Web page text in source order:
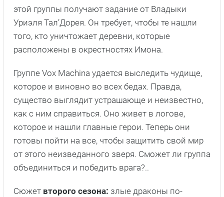
этой группы получают задание от Владыки
Уриэля Тал’Дорея. Он требует, чтобы те нашли
того, кто уничтожает деревни, которые
расположены в окрестностях Имона.
Группе Vox Machina удается выследить чудище,
которое и виновно во всех бедах. Правда,
существо выглядит устрашающе и неизвестно,
как с ним справиться. Оно живет в логове,
которое и нашли главные герои. Теперь они
готовы пойти на все, чтобы защитить свой мир
от этого неизведанного зверя. Сможет ли группа
объединиться и победить врага?..
Сюжет второго сезона: злые драконы по-